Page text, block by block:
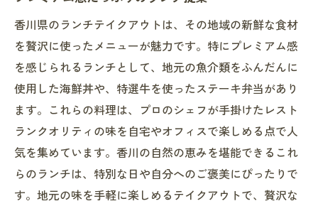
香川県のランチテイクアウトは、その地域の新鮮な食材
を贅沢に使ったメニューが魅力です。特にプレミアム感
を感じられるランチとして、地元の魚介類をふんだんに
使用した海鮮丼や、特選牛を使ったステーキ弁当があり
ます。これらの料理は、プロのシェフが手掛けたレスト
ランクオリティの味を自宅やオフィスで楽しめる点で人
気を集めています。香川の自然の恵みを堪能できるこれ
らのランチは、特別な日や自分へのご褒美にぴったりで
す。地元の味を手軽に楽しめるテイクアウトで、贅沢な